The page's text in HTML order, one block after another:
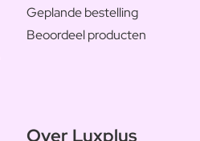
Geplande bestelling
Beoordeel producten
Over Luxplus